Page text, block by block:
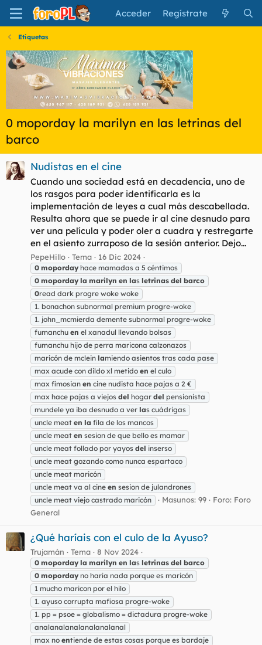
Acceder Regístrate
Etiquetas
0 moporday la marilyn en las letrinas del
barco
Nudistas en el cine
Cuando una sociedad está en decadencia, uno de
los rasgos para poder identificarla es la
implementación de leyes a cual más descabellada.
Resulta ahora que se puede ir al cine desnudo para
ver una película y poder oler a cuadra y restregarte
en el asiento zurraposo de la sesión anterior. Dejo...
PepeHillo Tema 16 Dic 2024
0 moporday hace mamadas a 5 céntimos
0 moporday la marilyn en las letrinas del barco
0read dark progre woke woke
1. bonachon subnormal premium progre-woke
1. john_mcmierda demente subnormal progre-woke
fumanchu en el xanadul llevando bolsas
fumanchu hijo de perra maricona calzonazos
maricón de mclein lamiendo asientos tras cada pase
max acude con dildo xl metido en el culo
max fimosian en cine nudista hace pajas a 2 €
max hace pajas a viejos del hogar del pensionista
mundele ya iba desnudo a ver las cuádrigas
uncle meat en la fila de los mancos
uncle meat en sesion de que bello es mamar
uncle meat follado por yayos del inserso
uncle meat gozando como nunca espartaco
uncle meat maricón
uncle meat va al cine en sesion de julandrones
uncle meat viejo castrado maricón
Masunos: 99 Foro: Foro
General
¿Qué haríais con el culo de la Ayuso?
Trujamán Tema 8 Nov 2024
0 moporday la marilyn en las letrinas del barco
0 moporday no haría nada porque es maricón
1 mucho maricon por el hilo
1. ayuso corrupta mafiosa progre-woke
1. pp = psoe = globalismo = dictadura progre-woke
analanalanalanalanalanal
max no entiende de estas cosas porque es bardaje